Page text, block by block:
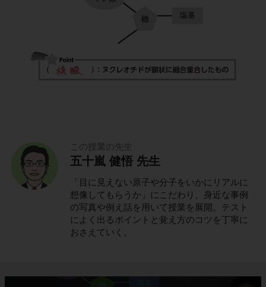
この授業の先生
五十嵐 健悟 先生
「目に見えない原子や分子をいかにリアルに
想像してもらうか」にこだわり、身近な事例
の写真や例え話を用いて授業を展開。テスト
によく出るポイントと覚え方のコツを丁寧に
おさえていく。